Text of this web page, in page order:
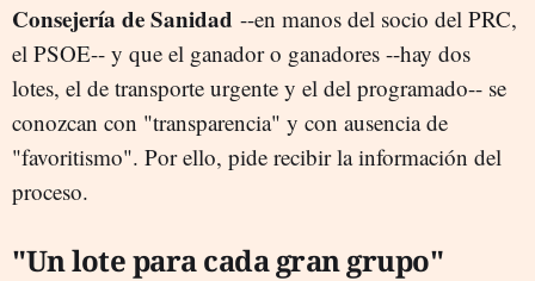
Consejería de Sanidad --en manos del socio del PRC,
el PSOE-- y que el ganador o ganadores --hay dos
lotes, el de transporte urgente y el del programado-- se
conozcan con "transparencia" y con ausencia de
"favoritismo". Por ello, pide recibir la información del
proceso.
"Un lote para cada gran grupo"